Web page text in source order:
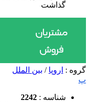
گذاشت
گروه : اروپا / بین الملل
پ
شناسه : 2242